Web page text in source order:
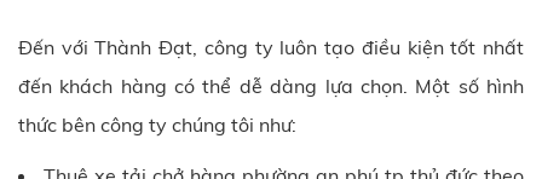
Đến vớiThành Đạt , công ty luôn tạo điều kiện tốt nhất
đến khách hàng có thể dễ dàng lựa chọn. Một số hình
thức bên công ty chúng tôi như: